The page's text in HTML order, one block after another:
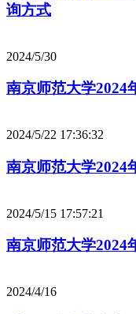
询方式
2024/5/30
南京师范大学2024
2024/5/22 17:36:32
南京师范大学2024
2024/5/15 17:57:21
南京师范大学2024
2024/4/16